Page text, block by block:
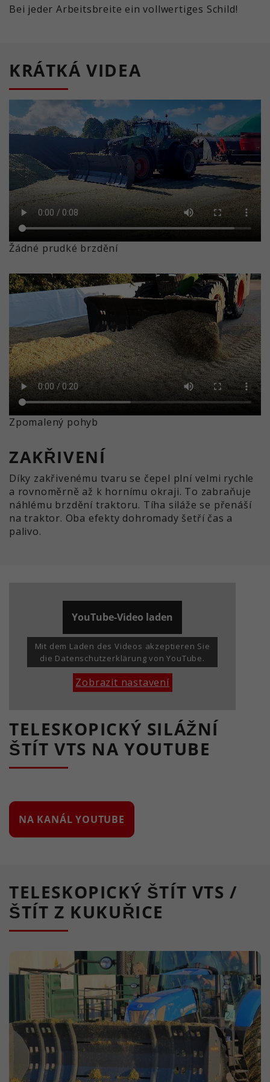
Bei jeder Arbeitsbreite ein vollwertiges Schild!
KRÁTKÁ VIDEA
Žádné prudké brzdění
Zpomalený pohyb
ZAKŘIVENÍ
Díky zakřivenému tvaru se čepel plní velmi rychle
a rovnoměrně až k hornímu okraji. To zabraňuje
náhlému brzdění traktoru. Tíha siláže se přenáší
na traktor. Oba efekty dohromady šetří čas a
palivo.
YouTube-Video laden
Mit dem Laden des Videos akzeptieren Sie
die Datenschutzerklärung von YouTube.
Zobrazit nastavení
TELESKOPICKÝ SILÁŽNÍ
ŠTÍT VTS NA YOUTUBE
NA KANÁL YOUTUBE
TELESKOPICKÝ ŠTÍT VTS /
ŠTÍT Z KUKUŘICE